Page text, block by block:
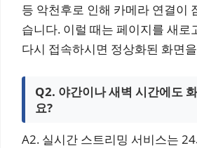
등 악천후로 인해 카메라 연결이
습니다. 이럴 때는 페이지를 새로
다시 접속하시면 정상화된 화면
Q2. 야간이나 새벽 시간에도
요?
A2. 실시간 스트리밍 서비스는